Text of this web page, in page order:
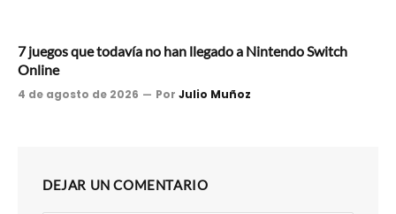
7 juegos que todavía no han llegado a Nintendo Switch
Online
4 de agosto de 2026 Por Julio Muñoz
DEJAR UN COMENTARIO